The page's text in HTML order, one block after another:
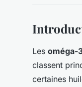
Les oméga-
classent
certaines